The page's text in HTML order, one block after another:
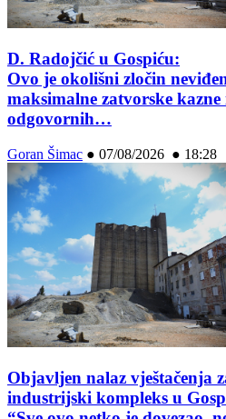
D. Radojčić u Gospiću:
Ovo je okolišni zločin
maksimalne zatvorske
odgovornih…
Goran Šimac ● 07/08/2026 ● 18:28
Objavljen nalaz vještačenja
industrijski kompleks u